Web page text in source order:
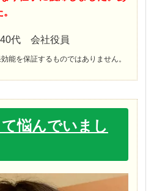
代 会社役員
能を保証するものではありません。
悩んでいまし